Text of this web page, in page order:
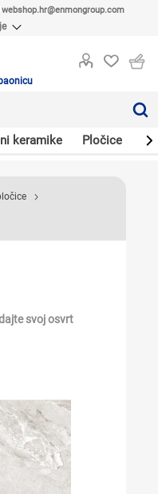
webshop.hr@enmongroup.com
keramike Pločice
svoj osvrt